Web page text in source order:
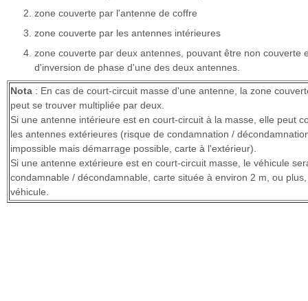
zone couverte par l'antenne de coffre
zone couverte par les antennes intérieures
zone couverte par deux antennes, pouvant être non couverte
d'inversion de phase d'une des deux antennes.
Nota : En cas de court-circuit masse d'une antenne, la zone
peut se trouver multipliée par deux.
Si une antenne intérieure est en court-circuit à la masse, elle peut
les antennes extérieures (risque de condamnation /
impossible mais démarrage possible, carte à l'extérieur).
Si une antenne extérieure est en court-circuit masse, le véhicule
condamnable / décondamnable, carte située à environ 2 m, ou
véhicule.